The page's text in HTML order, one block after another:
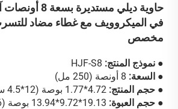
حاوية ديلي
في الميكروويف مع غطاء مضاد
مخصص
● نموذج المنتج: HJF-S8
● السعة: 8 أونصة (250 مل)
● حجم المنتج: 4.72*1.77 بوصة (12*4.5 سم)
● حجم العبوة: